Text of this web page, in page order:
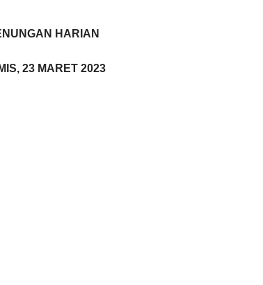
HARIAN
23 MARET 2023